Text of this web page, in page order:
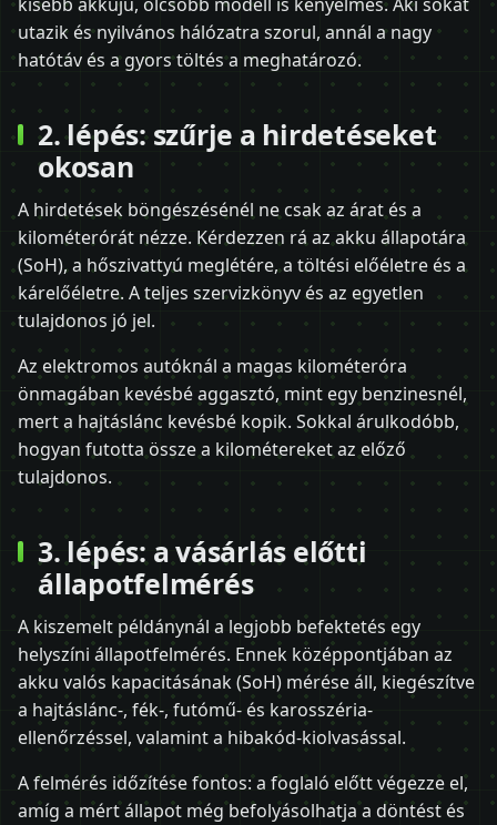
utazik és nyilvános hálózatra szorul, annál a nagy
hatótáv és a gyors töltés a meghatározó.
2. lépés: szűrje a hirdetéseket
okosan
A hirdetések böngészésénél ne csak az árat és a
kilométerórát nézze. Kérdezzen rá az akku állapotára
(SoH), a hőszivattyú meglétére, a töltési előéletre és a
kárelőéletre. A teljes szervizkönyv és az egyetlen
tulajdonos jó jel.
Az elektromos autóknál a magas kilométeróra
önmagában kevésbé aggasztó, mint egy benzinesnél,
mert a hajtáslánc kevésbé kopik. Sokkal árulkodóbb,
hogyan futotta össze a kilométereket az előző
tulajdonos.
3. lépés: a vásárlás előtti
állapotfelmérés
A kiszemelt példánynál a legjobb befektetés egy
helyszíni állapotfelmérés. Ennek középpontjában az
akku valós kapacitásának (SoH) mérése áll, kiegészítve
a hajtáslánc-, fék-, futómű- és karosszéria-
ellenőrzéssel, valamint a hibakód-kiolvasással.
A felmérés időzítése fontos: a foglaló előtt végezze el,
amíg a mért állapot még befolyásolhatja a döntést és